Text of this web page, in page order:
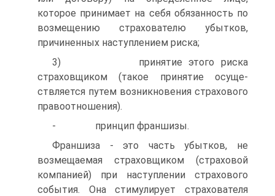
которое принимает на себя обязанность по
возмещению стра­хователю убытков,
причиненных наступлением риска;
3) принятие этого риска
страховщиком (такое принятие осуще­
ствляется путем возникновения страхового
правоотношения).
- принцип франшизы.
Франшиза - это часть убытков, не
возмещаемая страховщиком (страховой
компанией) при наступлении страхового
события. Она стимулирует страхователя